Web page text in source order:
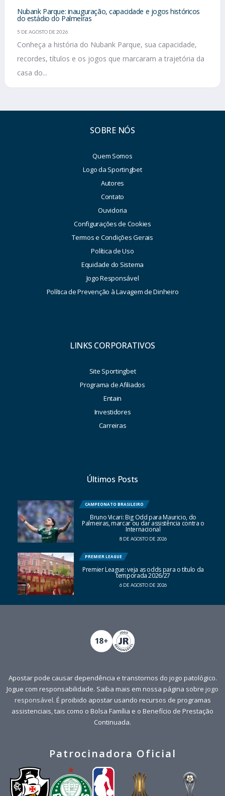
Nubank Parque: inauguração, capacidade e jogos históricos
do estádio do Palmeiras
5 DE AGOSTO DE 2026
Conheça a história do Nubank Parque, sua capacidade,
recordes, títulos e os jogos que marcaram a trajetória da
casa do...
SOBRE NÓS
Quem Somos
Logo da Sportingbet
Autores
Contato
Ouvidoria
Configurações de Cookies
Termos e Condições Gerais
Política de Uso
Equidade do Sistema
Jogo Responsável
Política de Prevenção à Lavagem de Dinheiro
LINKS CORPORATIVOS
Site Sportingbet
Programa de Afiliados
Entain
Investidores
Carreiras
Últimos Posts
CAMPEONATO BRASILEIRO
Bruno Vicari: Big Odd para Mauricio, do
Palmeiras, marcar ou dar assistência contra o
Internacional
8 DE AGOSTO DE 2026
PREMIER LEAGUE
Premier League: veja as odds para o título da
temporada 2026/27
6 DE AGOSTO DE 2026
Apostar pode causar dependência e transtornos do jogo patológico.
Jogue com responsabilidade. Saiba mais em nossa página sobre jogo
responsável. É proibido apostar usando recursos de programas
assistenciais, tais como o Bolsa Família e o Benefício de Prestação
Continuada.
Patrocinadora Oficial